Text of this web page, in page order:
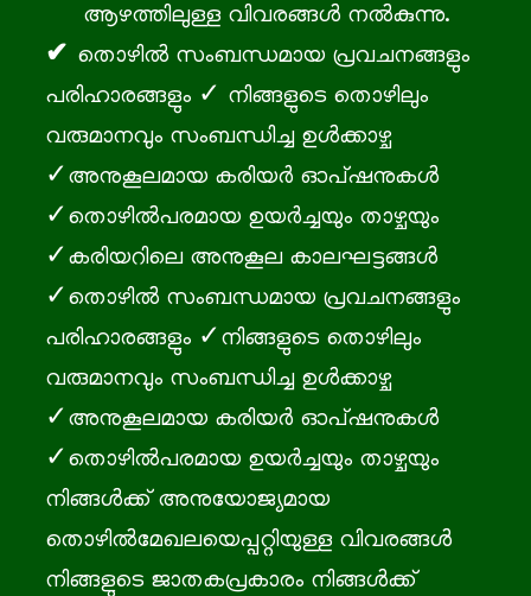
ആഴത്തിലുള്ള വിവരങ്ങൾ നൽകുന്നു.
തൊഴില്‍‍ സംബന്ധമായ പ്രവചനങ്ങളും
പരിഹാരങ്ങളും ✓ നിങ്ങളുടെ തൊഴിലും
വരുമാനവും സംബന്ധിച്ച ഉൾക്കാഴ്ച
✓അനുകൂലമായ കരിയര്‍ ഓപ്ഷനുകൾ
✓തൊഴില്‍പരമായ ഉയര്‍ച്ചയും താഴ്ച‌യും
✓കരിയറിലെ അനുകൂല കാലഘട്ടങ്ങൾ
✓തൊഴില്‍‍ സംബന്ധമായ പ്രവചനങ്ങളും
പരിഹാരങ്ങളും ✓നിങ്ങളുടെ തൊഴിലും
വരുമാനവും സംബന്ധിച്ച ഉൾക്കാഴ്ച
✓അനുകൂലമായ കരിയര്‍ ഓപ്ഷനുകൾ
✓തൊഴില്‍പരമായ ഉയര്‍ച്ചയും താഴ്ച‌യും
നിങ്ങള്‍ക്ക് അനുയോജ്യമായ
തൊഴില്‍മേഖലയെപ്പറ്റിയുള്ള വിവരങ്ങള്‍
നിങ്ങളുടെ ജാതകപ്രകാരം നിങ്ങള്‍ക്ക്